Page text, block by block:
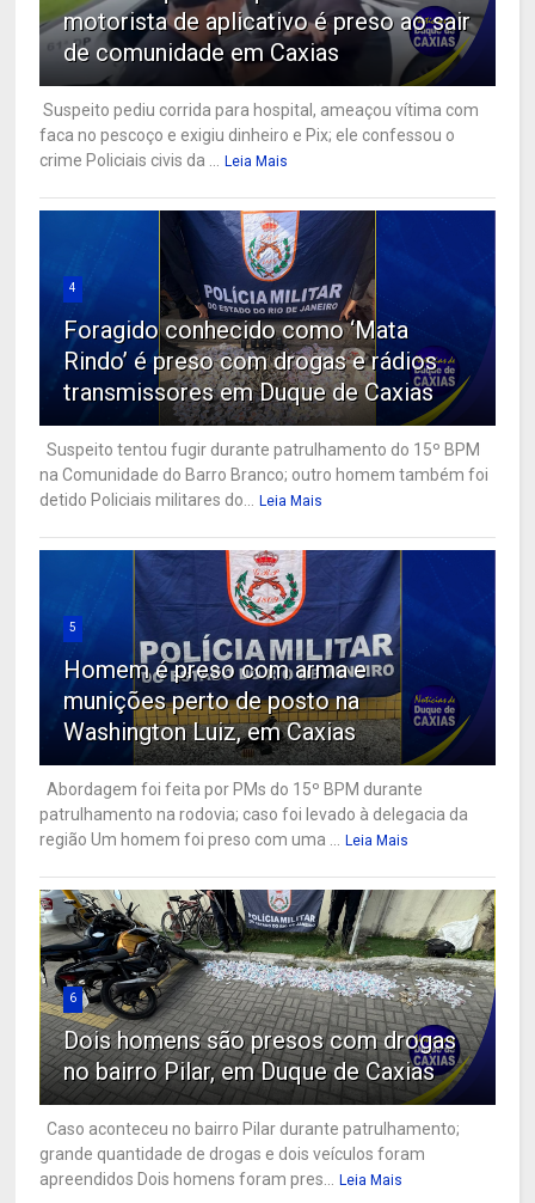
motorista de aplicativo é preso ao sair
de comunidade em Caxias
Suspeito pediu corrida para hospital, ameaçou vítima com
faca no pescoço e exigiu dinheiro e Pix; ele confessou o
crime Policiais civis da ...
Leia Mais
4
Foragido conhecido como ‘Mata
Rindo’ é preso com drogas e rádios
transmissores em Duque de Caxias
Suspeito tentou fugir durante patrulhamento do 15º BPM
na Comunidade do Barro Branco; outro homem também foi
detido Policiais militares do...
Leia Mais
5
Homem é preso com arma e
munições perto de posto na
Washington Luiz, em Caxias
Abordagem foi feita por PMs do 15º BPM durante
patrulhamento na rodovia; caso foi levado à delegacia da
região Um homem foi preso com uma ...
Leia Mais
6
Dois homens são presos com drogas
no bairro Pilar, em Duque de Caxias
Caso aconteceu no bairro Pilar durante patrulhamento;
grande quantidade de drogas e dois veículos foram
apreendidos Dois homens foram pres...
Leia Mais